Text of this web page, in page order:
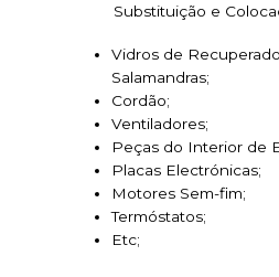
Substituição e
Vidros de
Salamandras;
Cordão;
Ventiladores;
Peças do Interior de
Placas Electrónicas;
Motores Sem-fim;
Termóstatos;
Etc;